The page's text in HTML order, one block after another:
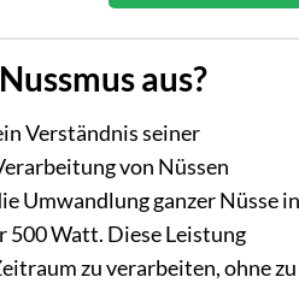
aus?
Verständnis seiner
von Nüssen
Umwandlung ganzer Nüsse in
500 Watt. Diese Leistung
zu verarbeiten, ohne zu